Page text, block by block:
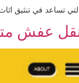
تساعد في تنثيق
عفش